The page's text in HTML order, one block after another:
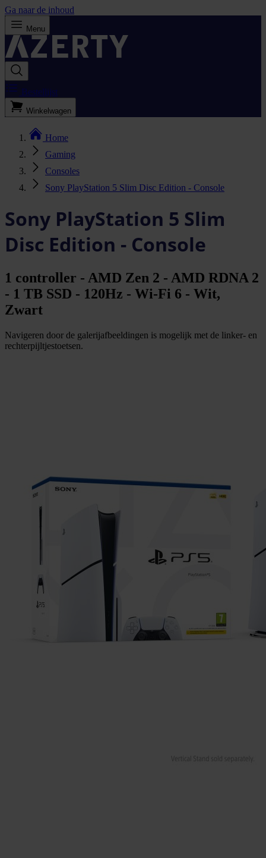
Ga naar de inhoud
Menu
Bestellijst
Winkelwagen
Home
Gaming
Consoles
Sony PlayStation 5 Slim Disc Edition - Console
Sony PlayStation 5 Slim
Disc Edition - Console
1 controller - AMD Zen 2 - AMD RDNA 2
- 1 TB SSD - 120Hz - Wi-Fi 6 - Wit,
Zwart
Navigeren door de galerijafbeeldingen is mogelijk met de linker- en
rechterpijltjestoetsen.